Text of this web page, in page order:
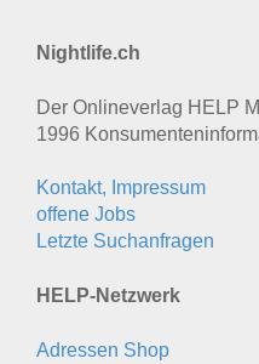
Nightlife.ch
Der Onlineverlag HELP
1996
Kontakt, Impressum
offene Jobs
Letzte Suchanfragen
HELP-Netzwerk
Adressen Shop